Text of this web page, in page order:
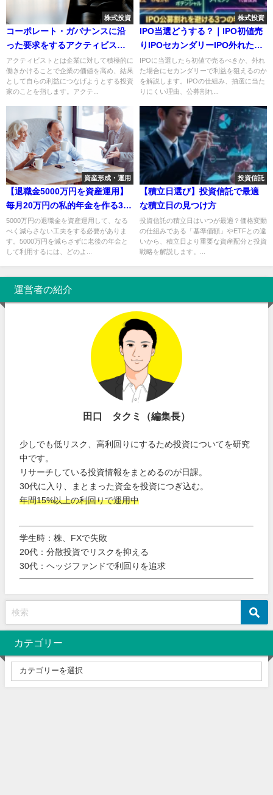
株式投資
コーポレート・ガバナンスに沿
った要求をするアクティビスト
の存在
アクティビストとは企業に対して積極的に
働きかけることで企業の価値を高め、結果
として自らの利益につなげようとする投資
家のことを指します。アクテ...
株式投資
IPO当選どうする？｜IPO初値売
りIPOセカンダリーIPO外れた場
合IPO公募割れを避ける3つの判
断基準
IPOに当選したら初値で売るべきか、外れ
た場合にセカンダリーで利益を狙えるのか
を解説します。IPOの仕組み、抽選に当た
りにくい理由、公募割れ...
資産形成・運用
【退職金5000万円を資産運用】
毎月20万円の私的年金を作る3つ
の分散投資の方法
5000万円の退職金を資産運用して、なる
べく減らさない工夫をする必要がありま
す。5000万円を減らさずに老後の年金と
して利用するには、どのよ...
投資信託
【積立日選び】投資信託で最適
な積立日の見つけ方
投資信託の積立日はいつが最適？価格変動
の仕組みである「基準価額」やETFとの違
いから、積立日より重要な資産配分と投資
戦略を解説します。...
運営者の紹介
田口 タクミ（編集長）
少しでも低リスク、高利回りにするため投資についてを研究
中です。
リサーチしている投資情報をまとめるのが日課。
30代に入り、まとまった資金を投資につぎ込む。
年間15%以上の利回りで運用中
学生時：株、FXで失敗
20代：分散投資でリスクを抑える
30代：ヘッジファンドで利回りを追求
カテゴリー